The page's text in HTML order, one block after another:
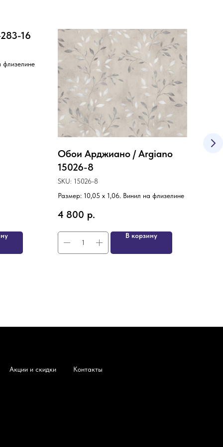
16
флизелине
Обои Арджиано / Argiano
15026-8
SKU: 15026-8
Размер: 10,05 х 1,06. Винил на флизелине
4 800 р.
В корзину
Акции и скидки Контакты